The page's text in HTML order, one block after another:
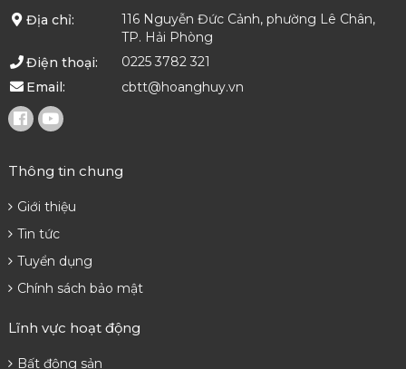
Địa chỉ:
116 Nguyễn Đức Cảnh, phường Lê Chân,
TP. Hải Phòng
Điện thoại:
0225 3782 321
Email:
cbtt@hoanghuy.vn
Thông tin chung
Giới thiệu
Tin tức
Tuyển dụng
Chính sách bảo mật
Lĩnh vực hoạt động
Bất động sản